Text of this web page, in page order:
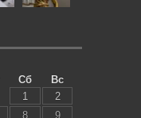
Сб
Вс
1
2
8
9